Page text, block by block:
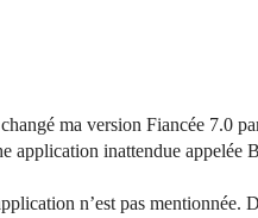
ma version Fiancée 7.0
application inattendue appelée
n’est pas mentionnée.